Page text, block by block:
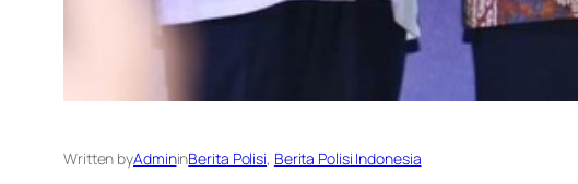
Written byAdmininBerita Polisi, Berita Polisi Indonesia